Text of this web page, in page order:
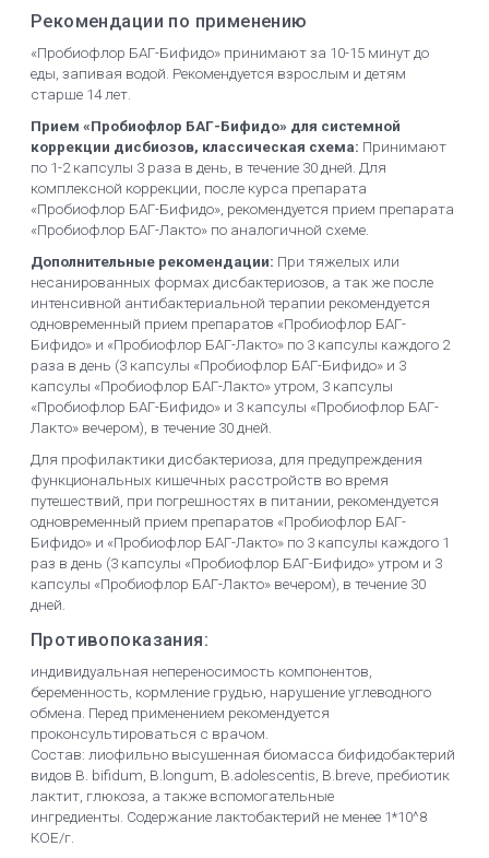
Рекомендации по применению
«Пробиофлор БАГ-Бифидо» принимают за 10-15 минут до
еды, запивая водой. Рекомендуется взрослым и детям
старше 14 лет.
Прием «Пробиофлор БАГ-Бифидо» для системной
коррекции дисбиозов, классическая схема: Принимают
по 1-2 капсулы 3 раза в день, в течение 30 дней. Для
комплексной коррекции, после курса препарата
«Пробиофлор БАГ-Бифидо», рекомендуется прием препарата
«Пробиофлор БАГ-Лакто» по аналогичной схеме.
Дополнительные рекомендации: При тяжелых или
несанированных формах дисбактериозов, а так же после
интенсивной антибактериальной терапии рекомендуется
одновременный прием препа­ратов «Пробиофлор БАГ-
Бифидо» и «Пробиофлор БАГ-Лакто» по 3 капсулы каждого 2
раза в день (3 капсулы «Пробиофлор БАГ-Бифидо» и 3
капсулы «Пробиофлор БАГ-Лакто» утром, 3 капсулы
«Пробиофлор БАГ-Бифидо» и 3 капсулы «Пробиофлор БАГ-
Лакто» вечером), в течение 30 дней.
Для профилактики дисбактериоза, для предупреждения
функциональных кишечных расстройств во время
путешествий, при погрешностях в питании, рекомендуется
одновременный прием препаратов «Пробиофлор БАГ-
Бифидо» и «Пробио­флор БАГ-Лакто» по 3 капсулы каждого 1
раз в день (3 капсулы «Пробиофлор БАГ-Бифидо» утром и 3
капсулы «Пробиофлор БАГ-Лакто» вечером), в течение 30
дней.
Противопоказания:
индивидуальная непереносимость компонентов,
беременность, кормление грудью, нарушение углеводного
обмена. Перед применением рекомендуется
проконсультироваться с врачом.
Состав: лиофильно высушенная биомасса бифидобактерий
видов B. bifidum, B.longum, B.adolescentis, B.breve, пребиотик
лактит, глюкоза, а также вспомогательные
ингредиенты. Содержание лактобактерий не менее 1*10^8
КОЕ/г.